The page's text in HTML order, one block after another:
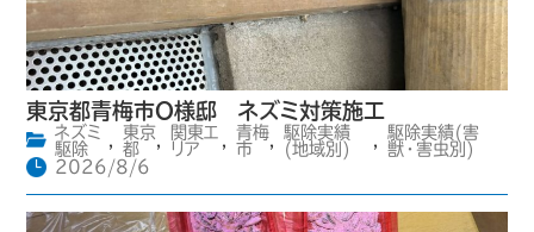
東京都青梅市O様邸 ネズミ対策施工
ネズミ
駆除
東京
都
関東エ
リア
青梅
市
駆除実績
(地域別)
駆除実績(害
獣・害虫別)
2026/8/6